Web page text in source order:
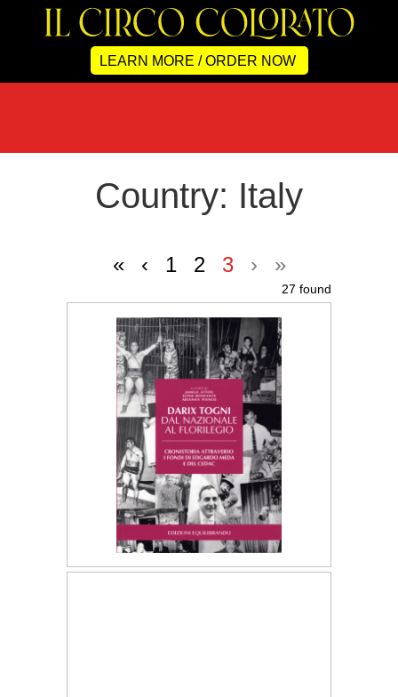
LEARN MORE / ORDER NOW
Country: Italy
« ‹ 1 2 3 › »
27 found